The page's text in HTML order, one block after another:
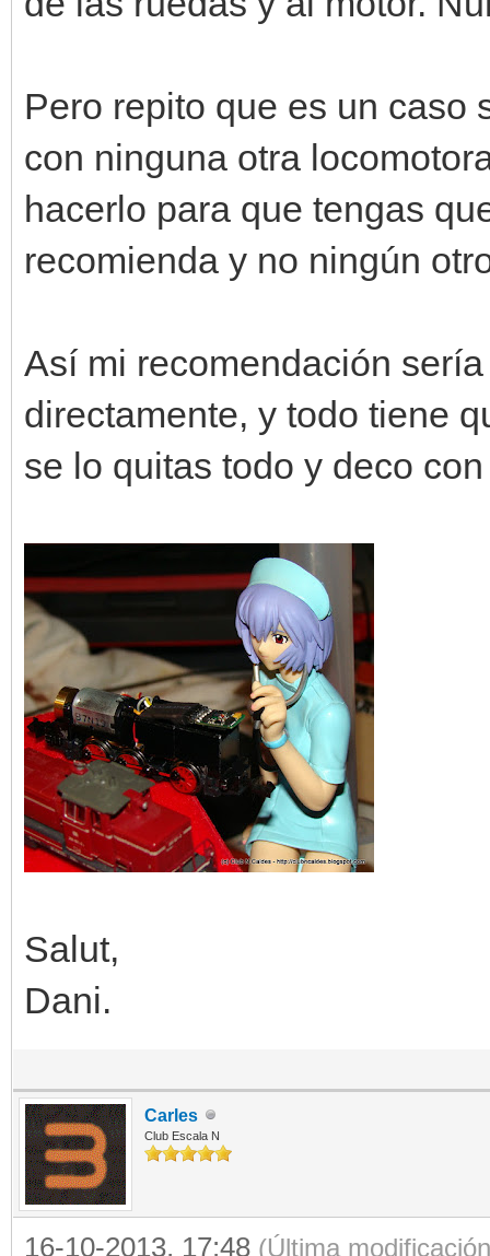
Pero repito que es un caso
con ninguna otra
hacerlo para que tengas
recomienda y no ningún
Así mi recomendación
directamente, y todo tiene
se lo quitas todo y deco
Salut,
Dani.
Carles
Club Escala N
16-10-2013, 17:48 (Última